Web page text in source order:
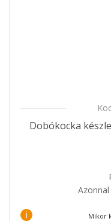
Dobókocka
i Mikor